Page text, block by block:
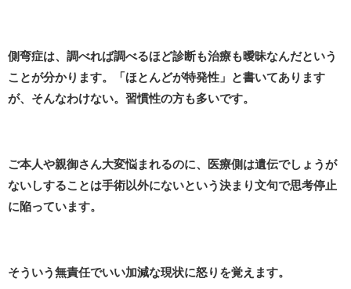
側弯症は、調べれば調べるほど診断も治療も曖昧なんだという
ことが分かります。「ほとんどが特発性」と書いてあります
が、そんなわけない。習慣性の方も多いです。
ご本人や親御さん大変悩まれるのに、医療側は遺伝でしょうが
ないしすることは手術以外にないという決まり文句で思考停止
に陥っています。
そういう無責任でいい加減な現状に怒りを覚えます。